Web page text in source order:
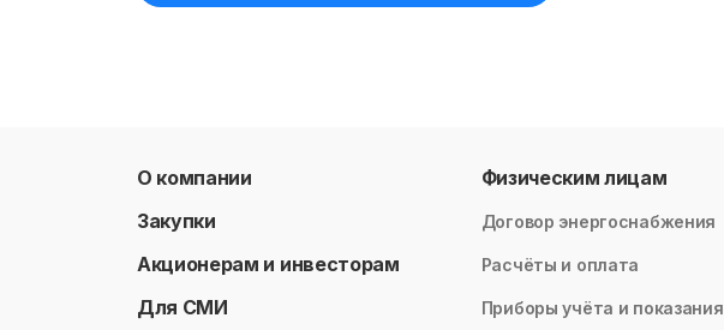
О компании
Закупки
Акционерам и инвесторам
Для СМИ
Физическим лицам
Договор энергоснабжения
Расчёты и оплата
Приборы учёта и показания